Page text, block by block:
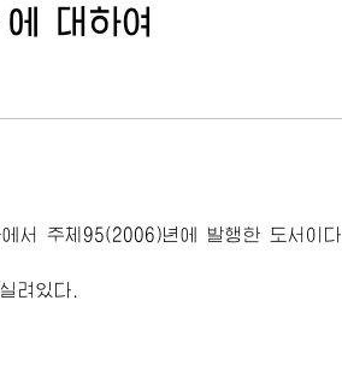
대하여
서 주체95(2006)년에 발행한 도서이다.
려있다.